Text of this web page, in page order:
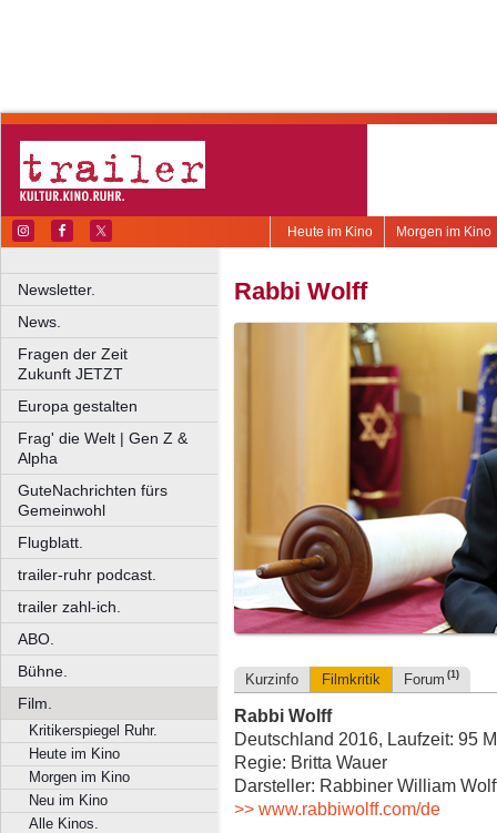
Morgen im Kino
Heute im Kino
Newsletter.
News.
Fragen der Zeit
Zukunft JETZT
Europa gestalten
Frag' die Welt | Gen Z &
Alpha
GuteNachrichten fürs
Gemeinwohl
Flugblatt.
trailer-ruhr podcast.
trailer zahl-ich.
ABO.
Bühne.
Film.
Kritikerspiegel Ruhr.
Heute im Kino
Morgen im Kino
Neu im Kino
Alle Kinos.
Rabbi Wolff
Kurzinfo Filmkritik Forum (1)
Rabbi Wolff
Deutschland 2016, Laufzeit: 95
Regie: Britta Wauer
Darsteller: Rabbiner William
>> www.rabbiwolff.com/de